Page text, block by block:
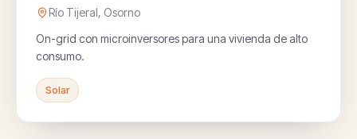
Río Tijeral, Osorno
On-grid con microinversores para una vivienda de alto
consumo.
Solar